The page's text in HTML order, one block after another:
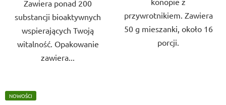
Zawiera ponad 200
substancji bioaktywnych
wspierających Twoją
witalność. Opakowanie
zawiera...
przywrotnikiem. Zawiera
50 g mieszanki, około 16
porcji.
NOWOŚCI